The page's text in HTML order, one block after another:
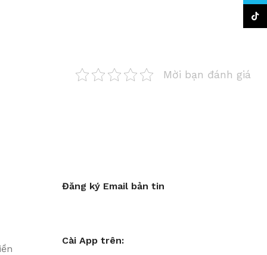
Mời bạn đánh giá
Đăng ký Email bản tin
Cài App trên: